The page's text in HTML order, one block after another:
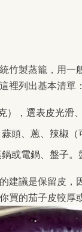
竹製蒸籠，用
裡列出基本清單：
），選表皮光滑
頭、蔥、辣椒（
或電鍋、盤子
建議是保留皮
買的茄子皮較厚